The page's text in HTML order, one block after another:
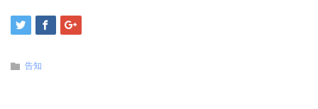
告知